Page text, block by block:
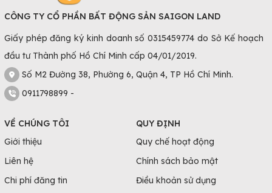
CÔNG TY CỔ PHẦN BẤT ĐỘNG SẢN SAIGON LAND
Giấy phép đăng ký kinh doanh số 0315459774 do Sở Kế hoạch
đầu tư Thành phố Hồ Chí Minh cấp 04/01/2019.
Số M2 Đường 38, Phường 6, Quận 4, TP Hồ Chí Minh.
0911798899 -
VỀ CHÚNG TÔI
Giới thiệu
Liên hệ
Chi phí đăng tin
QUY ĐỊNH
Quy chế hoạt động
Chính sách bảo mật
Điều khoản sử dụng